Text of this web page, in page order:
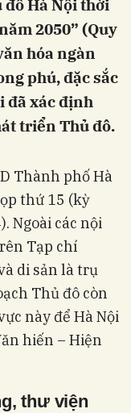
đô Hà Nội thời
2050” (Quy
hóa ngàn
phú, đặc sắc
đã xác định
triển Thủ đô.
Thành phố Hà
thứ 15 (kỳ
Ngoài các nội
Tạp chí
di sản là trụ
Thủ đô còn
này để Hà Nội
hiến – Hiện
thư viện
Hủy